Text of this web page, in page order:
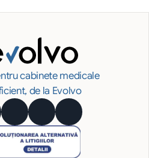
cabinete medicale
de la Evolvo